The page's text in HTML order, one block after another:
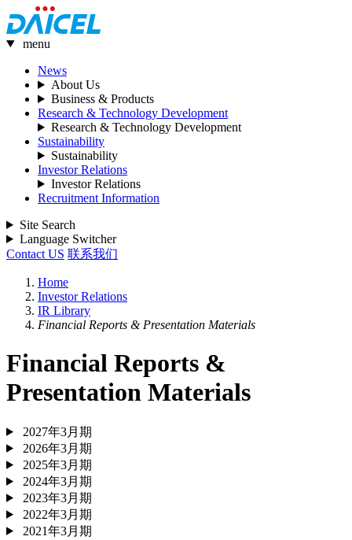
menu
News
About Us
Business & Products
Research & Technology Development
Research & Technology Development
Sustainability
Sustainability
Investor Relations
Investor Relations
Recruitment Information
Site Search
Language Switcher
Contact US 联系我们
Home
Investor Relations
IR Library
Financial Reports & Presentation Materials
Financial Reports &
Presentation Materials
2027年3月期
2026年3月期
2025年3月期
2024年3月期
2023年3月期
2022年3月期
2021年3月期